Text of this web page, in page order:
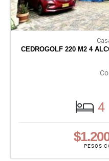
CEDROGOLF 220 M2 4
4
PESOS